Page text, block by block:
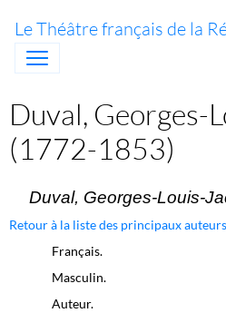
Le Théâtre français de la
Duval, Georges-
(1772-1853)
Duval, Georges-Louis-
Retour à la liste des principaux
Français.
Masculin.
Auteur.